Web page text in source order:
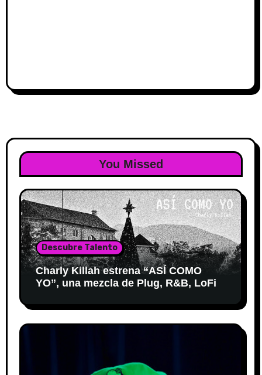
You Missed
Descubre Talento
Charly Killah estrena “ASÍ COMO
YO”, una mezcla de Plug, R&B, LoFi